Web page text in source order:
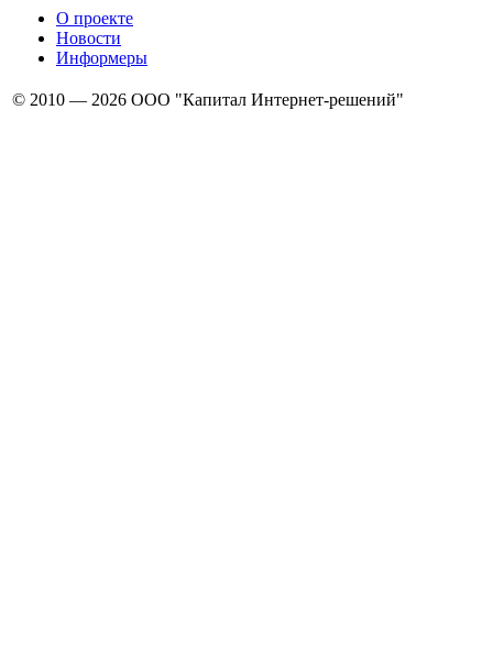
О проекте
Новости
Информеры
© 2010 — 2026 ООО "Капитал Интернет-решений"